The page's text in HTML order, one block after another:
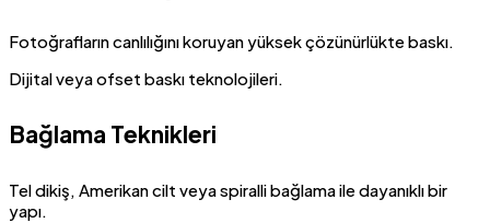
Fotoğrafların canlılığını koruyan yüksek çözünürlükte baskı.
Dijital veya ofset baskı teknolojileri.
Bağlama Teknikleri
Tel dikiş, Amerikan cilt veya spiralli bağlama ile dayanıklı bir
yapı.